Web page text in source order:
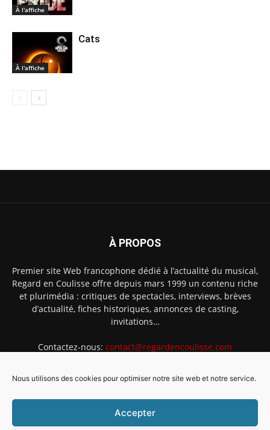
Nous utilisons des cookies pour optimiser notre site web et notre service.
Accepter
À l'affiche
À l'affiche
Cats
À PROPOS
Premier site Web francophone dédié à l’actualité du musical,
Regard en Coulisse offre depuis mars 1999 un contenu riche
et plurimédia : critiques de spectacles, interviews, brèves
d’actualité, fiches historiques, annonces de casting,
invitations…
Contactez-nous: contact@regardencoulisse.com